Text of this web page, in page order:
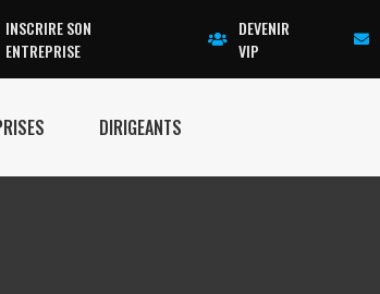
INSCRIRE SON
ENTREPRISE
DEVENIR
VIP
DIRIGEANTS